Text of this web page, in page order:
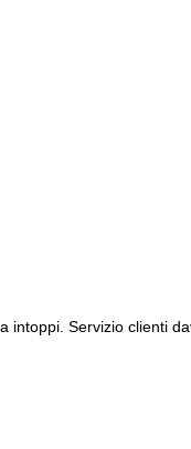
intoppi. Servizio clienti